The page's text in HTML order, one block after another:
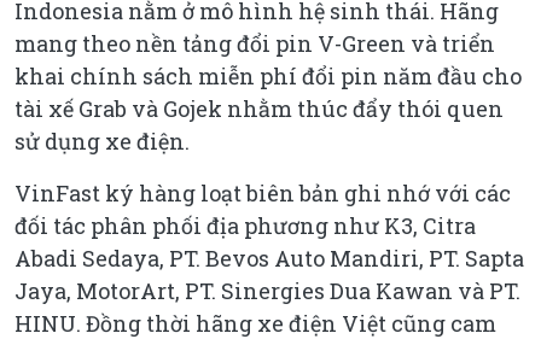
Indonesia nằm ở mô hình hệ sinh thái. Hãng
mang theo nền tảng đổi pin V-Green và triển
khai chính sách miễn phí đổi pin năm đầu cho
tài xế Grab và Gojek nhằm thúc đẩy thói quen
sử dụng xe điện.
VinFast ký hàng loạt biên bản ghi nhớ với các
đối tác phân phối địa phương như K3, Citra
Abadi Sedaya, PT. Bevos Auto Mandiri, PT. Sapta
Jaya, MotorArt, PT. Sinergies Dua Kawan và PT.
HINU. Đồng thời hãng xe điện Việt cũng cam